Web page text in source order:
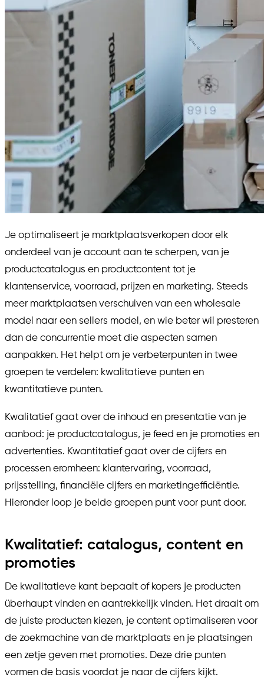
Je optimaliseert je marktplaatsverkopen door elk
onderdeel van je account aan te scherpen, van je
productcatalogus en productcontent tot je
klantenservice, voorraad, prijzen en marketing. Steeds
meer marktplaatsen verschuiven van een wholesale
model naar een sellers model, en wie beter wil presteren
dan de concurrentie moet die aspecten samen
aanpakken. Het helpt om je verbeterpunten in twee
groepen te verdelen: kwalitatieve punten en
kwantitatieve punten.
Kwalitatief gaat over de inhoud en presentatie van je
aanbod: je productcatalogus, je feed en je promoties en
advertenties. Kwantitatief gaat over de cijfers en
processen eromheen: klantervaring, voorraad,
prijsstelling, financiële cijfers en marketingefficiëntie.
Hieronder loop je beide groepen punt voor punt door.
Kwalitatief: catalogus, content en
promoties
De kwalitatieve kant bepaalt of kopers je producten
überhaupt vinden en aantrekkelijk vinden. Het draait om
de juiste producten kiezen, je content optimaliseren voor
de zoekmachine van de marktplaats en je plaatsingen
een zetje geven met promoties. Deze drie punten
vormen de basis voordat je naar de cijfers kijkt.